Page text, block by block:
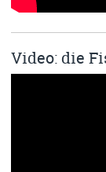
Video: die